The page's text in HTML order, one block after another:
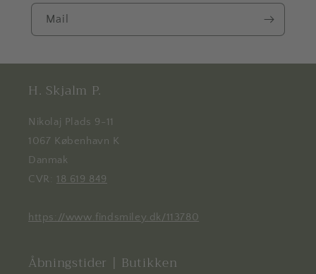
Mail
H. Skjalm P.
Nikolaj Plads 9-11
1067 København K
Danmak
CVR: 18 619 849
https://www.findsmiley.dk/113780
Åbningstider | Butikken